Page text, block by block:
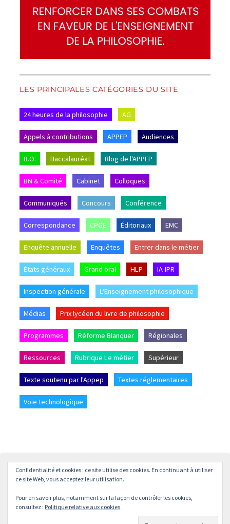
LES PRINCIPALES CATÉGORIES DU SITE
24 heures de la philosophie AG
Appels à contributions APPEP Audiences
B.O. Baccalauréat Blog de l'APPEP
BN & Comité Cabinet Colloques
Communiqués Concours Conférence
Correspondance CPGE Éditoriaux EMC
Enquête annuelle Enquêtes Entrer dans le métier
États généraux Grand oral HLP IA-IPR
Inspection générale L'Enseignement philosophique
Médias Prix lycéen du livre de philosophie
Programmes Réforme Blanquer Régionales
Ressources Rubrique Le métier Supérieur
Texte soutenu par l'Appep Textes réglementaires
Voie technologique
Accueil L’APPEP Adhésion
La revue « L’enseignement
Philosophique »
© APPEP Mentions légales
Contact
Confidentialité et cookies : ce site utilise des cookies. En continuant à utiliser
ce site Web, vous acceptez leur utilisation.
Pour en savoir plus, notamment sur la façon de contrôler les cookies,
consultez : Politique relative aux cookies